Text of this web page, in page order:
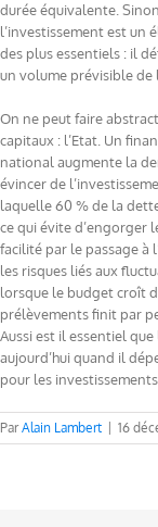
durée équivalente.
l’investissement est un
des plus essentiels : il
un volume prévisible de
On ne peut faire
capitaux : l’Etat. Un
national augmente la
évincer de
laquelle 60 % de la
ce qui évite d’engorger
facilité par le passage à
les risques liés aux
lorsque le budget croît
prélèvements finit par
Aussi est il essentiel
aujourd’hui quand il
pour les
ParAlain Lambert 16